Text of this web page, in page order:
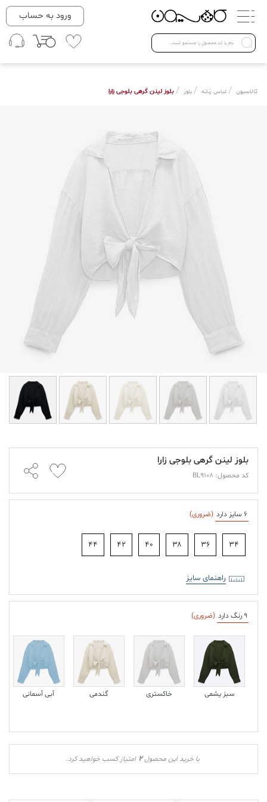
دسته بندی ها
Open submenu ( لباس زنانه )
لباس زنانه
لباس مردانه
ورود به حساب
کالاسیون / لباس زنانه / بلوز / بلوز لینن گرهی بلوجی زارا
بلوز لینن گرهی بلوجی زارا
کد محصول: BL9108
6 سایز دارد (ضروری)
۳۴ ۳۶ ۳۸ ۴۰ ۴۲ ۴۴
راهنمای سایز
9 رنگ دارد (ضروری)
سبز یشمی خاکستری گندمی آبی آسمانی
با خرید این محصول2 امتیاز کسب خواهید کرد.